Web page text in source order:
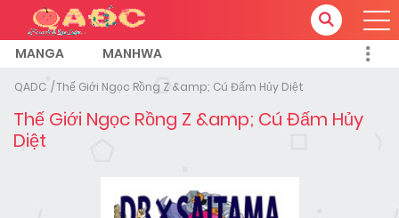
MANGA MANHWA
QADC Thế Giới Ngọc Rồng Z &amp; Cú Đấm Hủy Diệt
Thế Giới Ngọc Rồng Z &amp; Cú Đấm Hủy
Diệt